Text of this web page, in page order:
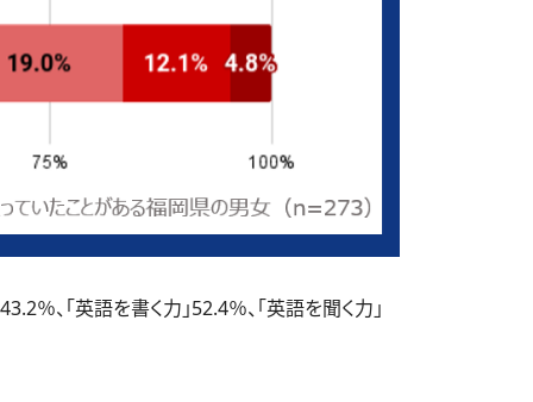
、「英語を書く力」52.4％、「英語を聞く力」